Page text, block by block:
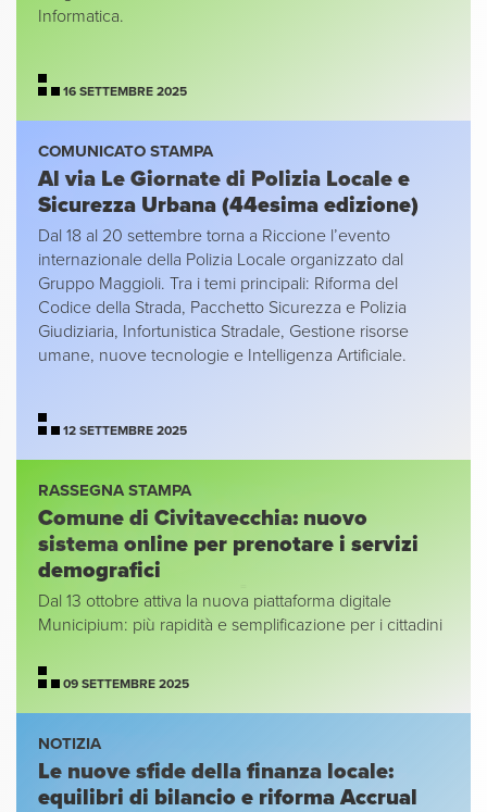
Informatica.
16 SETTEMBRE 2025
COMUNICATO STAMPA
Al via Le Giornate di Polizia Locale e
Sicurezza Urbana (44esima edizione)
Dal 18 al 20 settembre torna a Riccione l’evento
internazionale della Polizia Locale organizzato dal
Gruppo Maggioli. Tra i temi principali: Riforma del
Codice della Strada, Pacchetto Sicurezza e Polizia
Giudiziaria, Infortunistica Stradale, Gestione risorse
umane, nuove tecnologie e Intelligenza Artificiale.
12 SETTEMBRE 2025
RASSEGNA STAMPA
Comune di Civitavecchia: nuovo
sistema online per prenotare i servizi
demografici
Dal 13 ottobre attiva la nuova piattaforma digitale
Municipium: più rapidità e semplificazione per i cittadini
09 SETTEMBRE 2025
NOTIZIA
Le nuove sfide della finanza locale:
equilibri di bilancio e riforma Accrual